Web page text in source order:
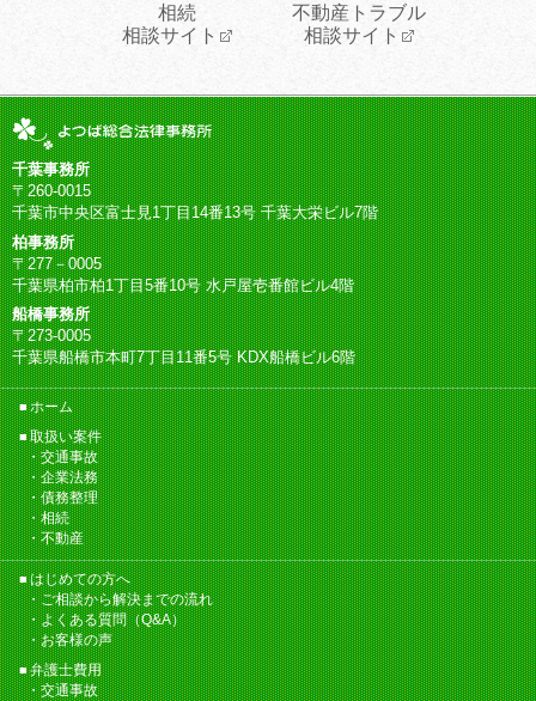
相続
相談サイト
不動産トラブル
相談サイト
千葉事務所
〒260-0015
千葉市中央区富士見1丁目14番13号 千葉大栄ビル7階
柏事務所
〒277－0005
千葉県柏市柏1丁目5番10号 水戸屋壱番館ビル4階
船橋事務所
〒273-0005
千葉県船橋市本町7丁目11番5号 KDX船橋ビル6階
ホーム
取扱い案件
交通事故
企業法務
債務整理
相続
不動産
はじめての方へ
ご相談から解決までの流れ
よくある質問（Q&A）
お客様の声
弁護士費用
交通事故